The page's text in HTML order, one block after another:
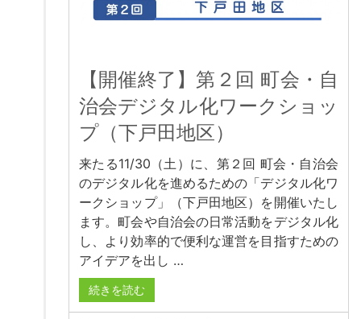
【開催終了】第２回 町会・自
治会デジタル化ワークショッ
プ（下戸田地区）
来たる11/30（土）に、第２回 町会・自治会
のデジタル化を進めるための「デジタル化ワ
ークショップ」（下戸田地区）を開催いたし
ます。町会や自治会の日常活動をデジタル化
し、より効率的で便利な運営を目指すための
アイデアを出し …
続きを読む